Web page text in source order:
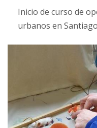
Inicio de curso de
urbanos en Santiago